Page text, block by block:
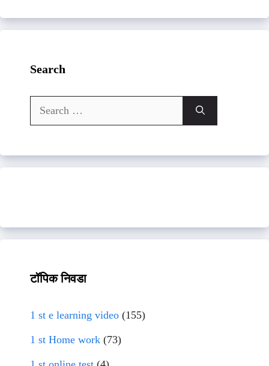
Search
Search
for:
टॉपिक निवडा
1 st e learning video (155)
1 st Home work (73)